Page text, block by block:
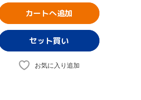
カートへ追加
お気に入り追加